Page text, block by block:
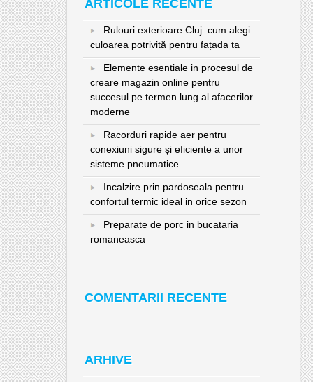
ARTICOLE RECENTE
Rulouri exterioare Cluj: cum alegi
culoarea potrivită pentru fațada ta
Elemente esentiale in procesul de
creare magazin online pentru
succesul pe termen lung al afacerilor
moderne
Racorduri rapide aer pentru
conexiuni sigure și eficiente a unor
sisteme pneumatice
Incalzire prin pardoseala pentru
confortul termic ideal in orice sezon
Preparate de porc in bucataria
romaneasca
COMENTARII RECENTE
ARHIVE